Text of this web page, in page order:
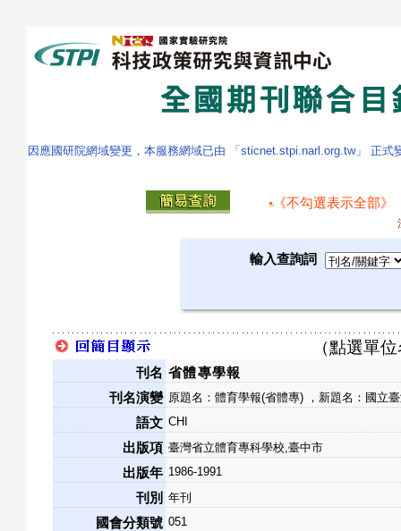
因應國研院網域變更，本服務網域已由 「sticnet.stpi.narl.org.tw」 正
《不勾選表示全部》
輸入查詢詞
（點選單
刊名 省體專學報
刊名演變 原題名：體育學報(省體專) ，新題名：國立
語文 CHI
出版項 臺灣省立體育專科學校,臺中市
出版年 1986-1991
刊別 年刊
國會分類號 051